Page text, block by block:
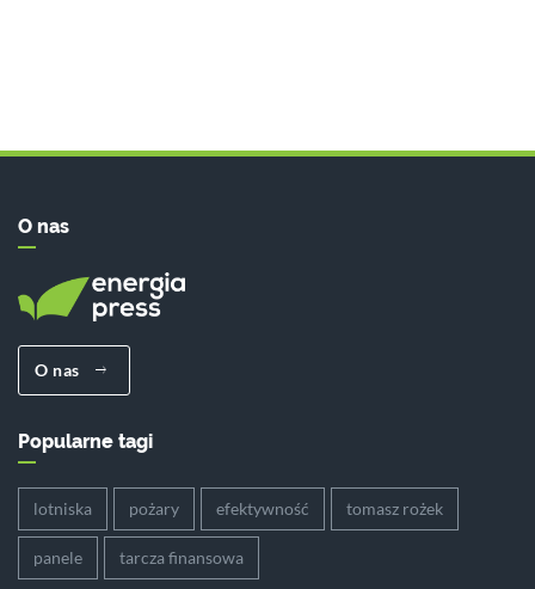
O nas
O nas
Popularne tagi
lotniska pożary efektywność tomasz rożek
panele tarcza finansowa